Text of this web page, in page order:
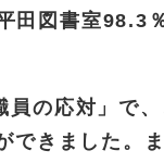
田図書室98.3
の応対」で
きました。